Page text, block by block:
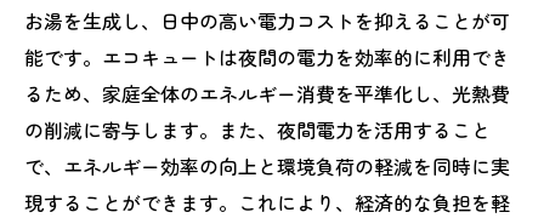
お湯を生成し、日中の高い電力コストを抑えることが可
能です。エコキュートは夜間の電力を効率的に利用でき
るため、家庭全体のエネルギー消費を平準化し、光熱費
の削減に寄与します。また、夜間電力を活用すること
で、エネルギー効率の向上と環境負荷の軽減を同時に実
現することができます。これにより、経済的な負担を軽